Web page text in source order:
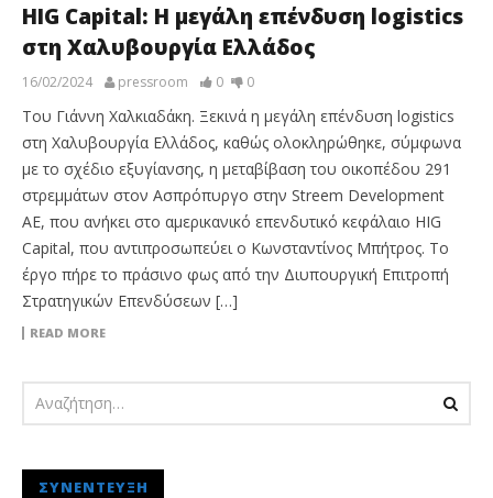
HIG Capital: Η μεγάλη επένδυση logistics
στη Χαλυβουργία Ελλάδος
16/02/2024 pressroom 0 0
Του Γιάννη Χαλκιαδάκη. Ξεκινά η μεγάλη επένδυση logistics
στη Χαλυβουργία Ελλάδος, καθώς ολοκληρώθηκε, σύμφωνα
με το σχέδιο εξυγίανσης, η μεταβίβαση του οικοπέδου 291
στρεμμάτων στον Ασπρόπυργο στην Streem Development
AΕ, που ανήκει στο αμερικανικό επενδυτικό κεφάλαιο ΗΙG
Capital, που αντιπροσωπεύει ο Κωνσταντίνος Μπήτρος. Το
έργο πήρε το πράσινο φως από την Διυπουργική Επιτροπή
Στρατηγικών Επενδύσεων […]
READ MORE
ΣΥΝΈΝΤΕΥΞΗ